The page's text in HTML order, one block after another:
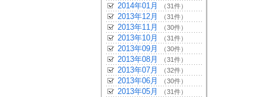
2014年01月 （31件）
2013年12月 （31件）
2013年11月 （30件）
2013年10月 （31件）
2013年09月 （30件）
2013年08月 （31件）
2013年07月 （32件）
2013年06月 （30件）
2013年05月 （31件）